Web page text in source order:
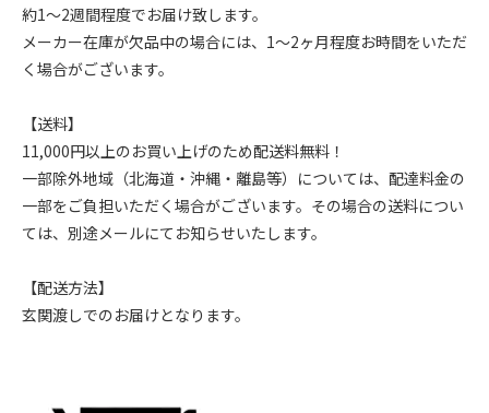
約1～2週間程度でお届け致します。
メーカー在庫が欠品中の場合には、1～2ヶ月程度お時間をいただ
く場合がございます。
【送料】
11,000円以上のお買い上げのため配送料無料！
一部除外地域（北海道・沖縄・離島等）については、配達料金の
一部をご負担いただく場合がございます。その場合の送料につい
ては、別途メールにてお知らせいたします。
【配送方法】
玄関渡しでのお届けとなります。